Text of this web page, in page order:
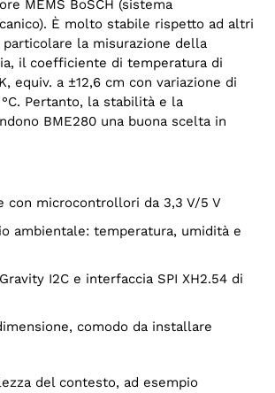
MEMS BoSCH (sistema
È molto stabile rispetto ad altri
la misurazione della
il coefficiente di temperatura di
equiv. a ±12,6 cm con variazione di
Pertanto, la stabilità e la
BME280 una buona scelta in
con microcontrollori da 3,3 V/5 V
comodo da installare